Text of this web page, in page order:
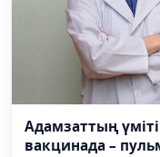
Адамзаттың
вакцинада –